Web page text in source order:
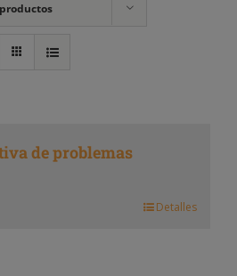
de problemas
Detalles